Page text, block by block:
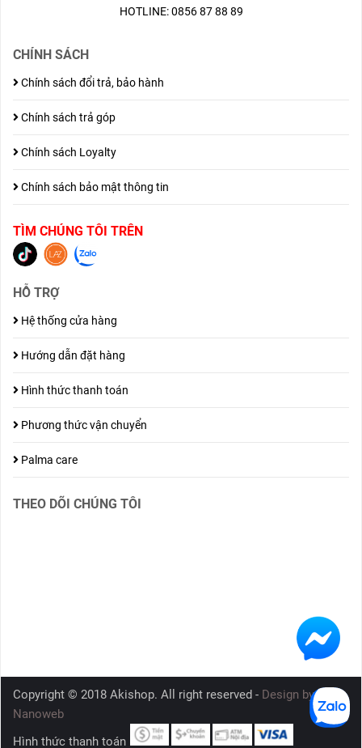
HOTLINE: 0856 87 88 89
CHÍNH SÁCH
Chính sách đổi trả, bảo hành
Chính sách trả góp
Chính sách Loyalty
Chính sách bảo mật thông tin
TÌM CHÚNG TÔI TRÊN
HỖ TRỢ
Hệ thống cửa hàng
Hướng dẫn đặt hàng
Hình thức thanh toán
Phương thức vận chuyển
Palma care
THEO DÕI CHÚNG TÔI
Copyright © 2018 Akishop. All right reserved - Design by
Nanoweb
Hình thức thanh toán